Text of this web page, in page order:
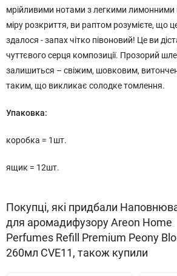
мрійливими нотами з легкими
міру розкриття, ви раптом розумієте, що
здалося - запах чітко півоновий! Це ви
чуттєвого серця композиції. Прозорий
залишиться – свіжим, шовковим,
таким, що викликає солодке томлення.
Упаковка:
коробка = 1шт.
ящик = 12шт.
Покупці, які придбали
для аромадифузору Areon Home
Perfumes Refill Premium Peony
260мл CVE11, також купили